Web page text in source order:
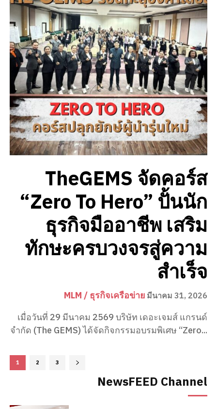
TheGEMS จัดคอร์ส
“Zero To Hero” ปั้นนัก
ธุรกิจมืออาชีพ เสริม
ทักษะครบวงจรสู่ความ
สำเร็จ
MLM / ธุรกิจเครือข่าย มีนาคม 31, 2026
เมื่อวันที่ 29 มีนาคม 2569 บริษัท เดอะเจมส์ แกรนด์
จำกัด (The GEMS) ได้จัดกิจกรรมอบรมพิเศษ “Zero...
1 2 3
NewsFEED Channel